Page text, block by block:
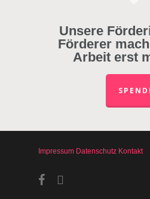
Unsere
Förderer
Arbeit erst
Impressum Datenschutz Kontakt
facebookinstagram